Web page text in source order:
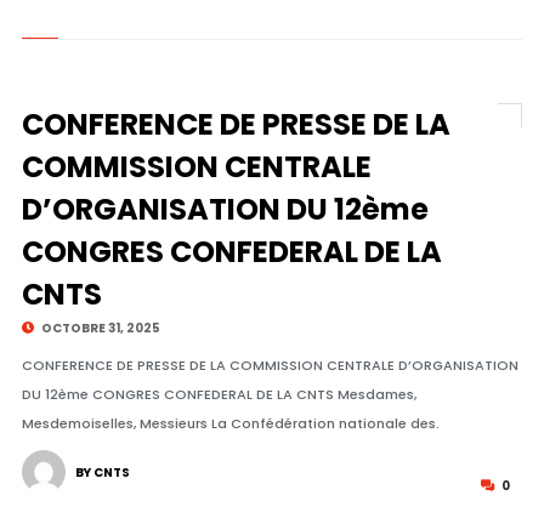
CONFERENCE DE PRESSE DE LA
COMMISSION CENTRALE
D’ORGANISATION DU 12ème
CONGRES CONFEDERAL DE LA
CNTS
OCTOBRE 31, 2025
CONFERENCE DE PRESSE DE LA COMMISSION CENTRALE D’ORGANISATION
DU 12ème CONGRES CONFEDERAL DE LA CNTS Mesdames,
Mesdemoiselles, Messieurs La Confédération nationale des.
0
BY CNTS